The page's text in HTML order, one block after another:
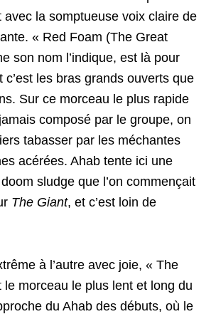
avec la somptueuse voix claire de
« Red Foam (The Great
son nom l’indique, est là pour
c’est les bras grands ouverts que
Sur ce morceau le plus rapide
composé par le groupe, on
tabasser par les méchantes
acérées. Ahab tente ici une
sludge que l’on commençait
The Giant, et c’est loin de
à l’autre avec joie, « The
le morceau le plus lent et long du
du Ahab des débuts, où le